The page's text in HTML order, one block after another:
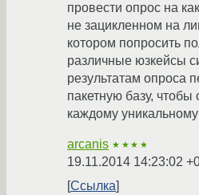
провести опрос на
не зацикленном на
котором попросить
различные юзкейсы
результатам опроса
пакетную базу, чтобы
каждому уникальному
arcanis ★★★★
19.11.2014 14:23:02
Ссылка